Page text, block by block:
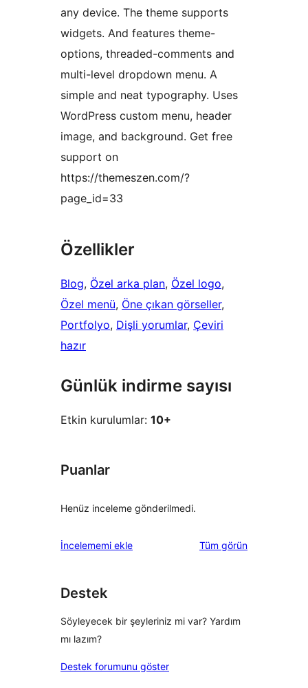
any device. The theme supports
widgets. And features theme-
options, threaded-comments and
multi-level dropdown menu. A
simple and neat typography. Uses
WordPress custom menu, header
image, and background. Get free
support on
https://themeszen.com/?
page_id=33
Özellikler
Blog, Özel arka plan, Özel logo
Özel menü, Öne çıkan görseller
Portfolyo, Dişli yorumlar, Çeviri
hazır
Günlük indirme sayısı
Etkin kurulumlar: 10+
Puanlar
Henüz inceleme gönderilmedi.
İncelememi ekle Tüm değerlendirmeleri
görün
Destek
Söyleyecek bir şeyleriniz mi var? Yardım
mı lazım?
Destek forumunu göster